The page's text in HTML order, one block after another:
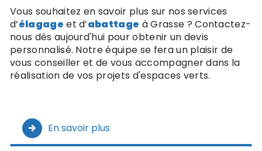
Vous souhaitez en savoir plus sur nos services
d’élagage et d’abattage à Grasse ? Contactez-
nous dès aujourd'hui pour obtenir un devis
personnalisé. Notre équipe se fera un plaisir de
vous conseiller et de vous accompagner dans la
réalisation de vos projets d'espaces verts.
En savoir plus